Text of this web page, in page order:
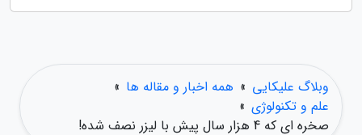
وبلاگ علیکایی » همه اخبار و مقاله ها »
علم و تکنولوژی »
صخره ای که 4 هزار سال پیش با لیزر نصف شده!